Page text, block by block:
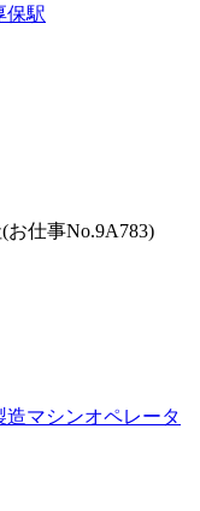
保駅
お仕事No.9A783)
マシンオペレータ